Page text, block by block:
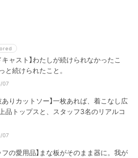
キャスト】わたしが続けられなかったこ
と続けられたこと。
07
ありカットソー】一枚あれば、着こなし広
品トップスと、スタッフ3名のリアルコ
07
フの愛用品】まな板がそのまま器に。我が